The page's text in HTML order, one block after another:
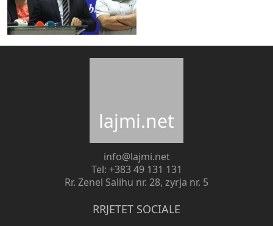
lajmi.net
info@lajmi.net
Tel: +383 49 131 131
Rr. Zenel Salihu nr. 28, zyrja nr. 5
RRJETET SOCIALE